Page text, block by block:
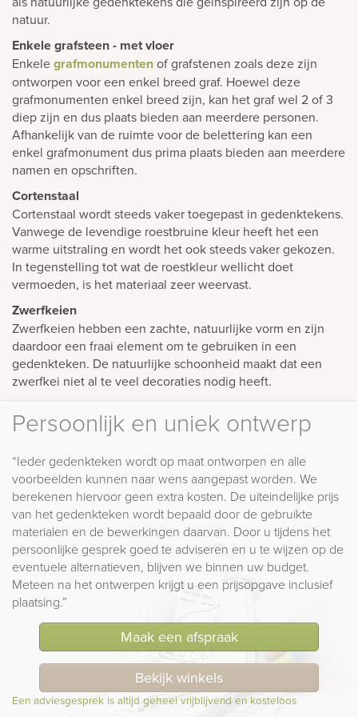
natuur.
Enkele grafsteen - met vloer
Enkelegrafmonumentenof grafstenen zoals deze zijn
ontworpen voor een enkel breed graf. Hoewel deze
grafmonumenten enkel breed zijn, kan het graf wel 2 of 3
diep zijn en dus plaats bieden aan meerdere personen.
Afhankelijk van de ruimte voor de belettering kan een
enkel grafmonument dus prima plaats bieden aan meerdere
namen en opschriften.
Cortenstaal
Cortenstaal wordt steeds vaker toegepast in gedenktekens.
Vanwege de levendige roestbruine kleur heeft het een
warme uitstraling en wordt het ook steeds vaker gekozen.
In tegenstelling tot wat de roestkleur wellicht doet
vermoeden, is het materiaal zeer weervast.
Zwerfkeien
Zwerfkeien hebben een zachte, natuurlijke vorm en zijn
daardoor een fraai element om te gebruiken in een
gedenkteken. De natuurlijke schoonheid maakt dat een
zwerfkei niet al te veel decoraties nodig heeft.
Persoonlijk en uniek ontwerp
“Ieder gedenkteken wordt op maat ontworpen en alle
voorbeelden kunnen naar wens aangepast worden. We
berekenen hiervoor geen extra kosten. De uiteindelijke prijs
van het gedenkteken wordt bepaald door de gebruikte
materialen en de bewerkingen daarvan. Door u tijdens het
persoonlijke gesprek goed te adviseren en u te wijzen op de
eventuele alternatieven, blijven we binnen uw budget.
Meteen na het ontwerpen krijgt u een prijsopgave inclusief
plaatsing.”
Maak een afspraak
Bekijk winkels
Een adviesgesprek is altijd geheel vrijblijvend en kosteloos